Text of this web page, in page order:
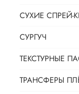
СУХИЕ СПРЕЙ-
СУРГУЧ
ТЕКСТУРНЫЕ
ТРАНСФЕРЫ